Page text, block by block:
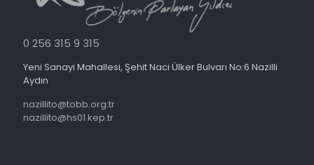
0 256 315 9 315
Yeni Sanayi Mahallesi, Şehit Naci Ülker Bulvarı No:6 Nazilli
Aydın
nazillito@tobb.org.tr
nazillito@hs01.kep.tr